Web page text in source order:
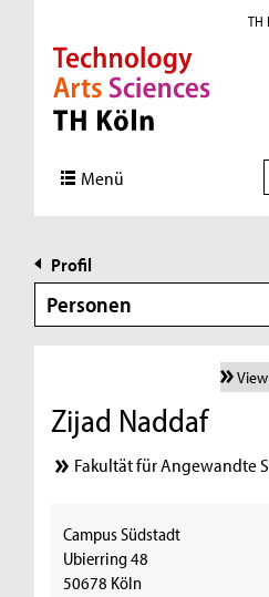
Direkt zur Hauptnavigation
Direkt zur Subnavigation
Direkt zum Inhalt
Direkt zum Fußbereich
TH
Menü
Profil
Personen
Zijad Naddaf
Fakultät für Angewandte
Campus Südstadt
Ubierring 48
50678 Köln